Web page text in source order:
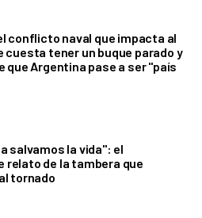
conflicto naval que impacta al
cuesta tener un buque parado y
que Argentina pase a ser "país
salvamos la vida": el
relato de la tambera que
tornado